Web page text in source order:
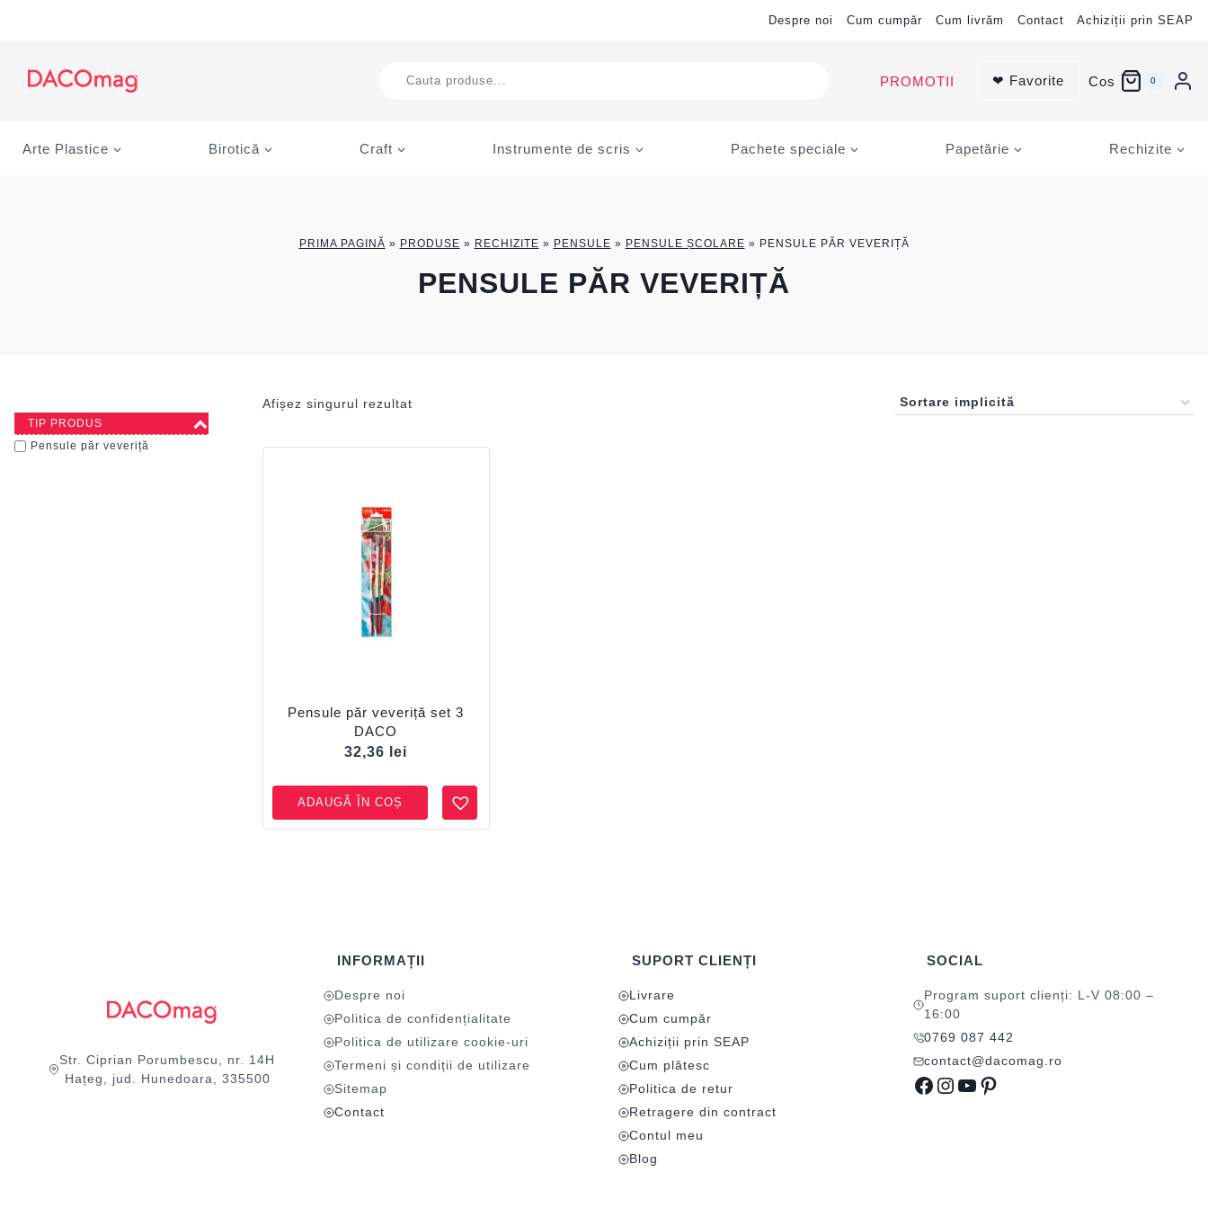
Despre noi Cum cumpăr Cum livrăm Contact Achiziții prin SEAP
search
PROMOTII ❤ Favorite Cos 0
Arte Plastice Birotică Craft Instrumente de scris Pachete speciale Papetărie Rechizite
PRIMA PAGINĂ » PRODUSE » RECHIZITE » PENSULE » PENSULE ȘCOLARE » PENSULE PĂR VEVERIȚĂ
PENSULE PĂR VEVERIȚĂ
Afișez singurul rezultat
Pensule păr veveriță set 3
DACO
32,36
lei
ADAUGĂ ÎN COȘ
TIP PRODUS
Pensule păr veveriță
Str. Ciprian Porumbescu, nr. 14H
Hațeg, jud. Hunedoara, 335500
INFORMAȚII
Despre noi
Politica de confidențialitate
Politica de utilizare cookie-uri
Termeni și condiții de utilizare
Sitemap
Contact
SUPORT CLIENȚI
Livrare
Cum cumpăr
Achiziții prin SEAP
Cum plătesc
Politica de retur
Retragere din contract
Contul meu
Blog
SOCIAL
Program suport clienți: L-V 08:00 –
16:00
0769 087 442
contact@dacomag.ro
Facebook
Instagram
YouTube
Pinterest